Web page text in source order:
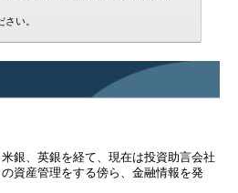
い。
銀、英銀を経て、現在は投資助言会社
資産管理をする傍ら、金融情報を発